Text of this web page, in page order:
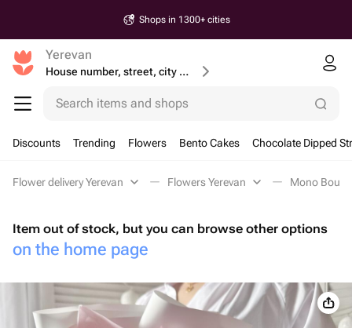
Shops in 1300+ cities
Yerevan
House number, street, city or postcode
Search items and shops
Discounts Trending Flowers Bento Cakes Chocolate Dipped
Flower delivery Yerevan Flowers Yerevan Mono
Item out of stock, but you can browse other options
on the home page